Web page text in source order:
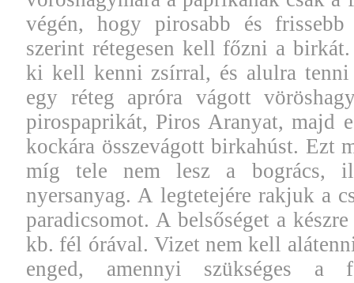
végén, hogy pirosabb és
szerint rétegesen kell főzni a
ki kell kenni zsírral, és alulra tenni
egy réteg apróra vágott
pirospaprikát, Piros Aranyat, majd
kockára összevágott birkahúst. Ezt
míg tele nem lesz a bogrács,
nyersanyag. A legtetejére rakjuk a
paradicsomot. A belsőséget a
kb. fél órával. Vizet nem kell
enged, amennyi szükséges a